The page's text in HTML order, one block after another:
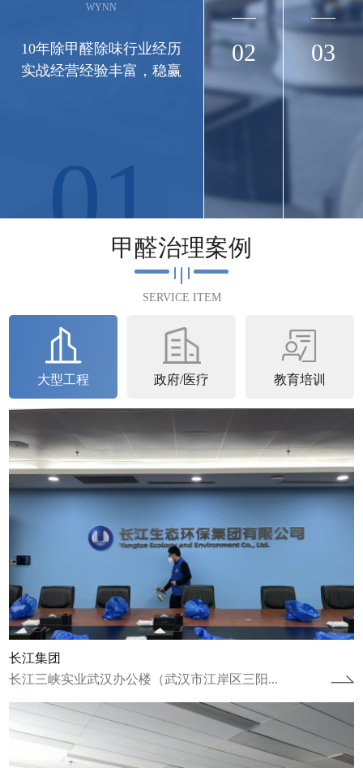
WYNN
10年除甲醛除味行业经历
实战经营经验丰富，稳赢
01
02 03
甲醛治理案例
SERVICE ITEM
大型工程 政府/医疗 教育培训
长江集团
长江三峡实业武汉办公楼（武汉市江岸区三阳...
长江集团
路88号匠心城·三阳中心22-29F）空气治理圆
满完成2023年4月25日完成第...
查看详情
石家庄中核
中核汇能河北新能源有限公司空气治理圆满完
成中核汇能河北新能源有限公司进行了空气治
理并于2023年6月22日圆满完成。中核...
查看详情